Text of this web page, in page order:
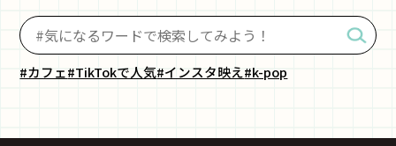
#カフェ#TikTokで人気#インスタ映え#k-pop